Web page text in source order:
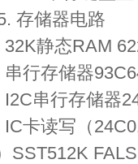
存储器电路
32K静态RAM
串行存储器
I2C串行存储器
IC卡读写（
SST512K